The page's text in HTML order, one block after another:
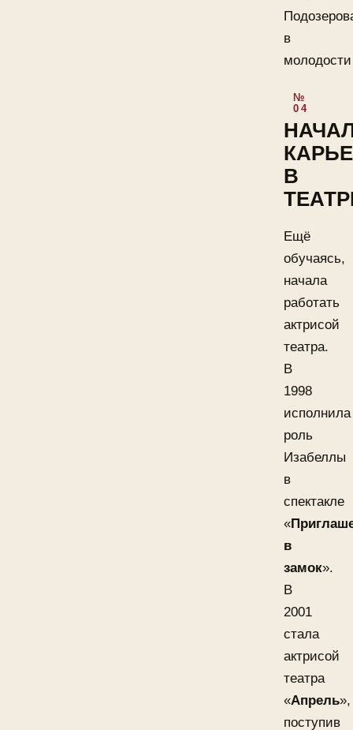
в
молодости
В
Ещё
обучаясь,
начала
работать
актрисой
театра.
В
1998
исполнила
роль
Изабеллы
в
спектакле
«
в
замок».
В
2001
стала
актрисой
театра
«Апрель»,
поступив